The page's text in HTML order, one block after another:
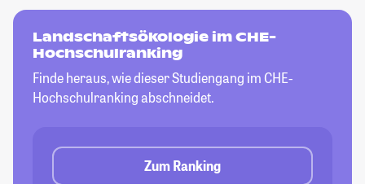
Landschaftsökologie im CHE-
Hochschulranking
Finde heraus, wie dieser Studiengang im CHE-
Hochschulranking abschneidet.
Zum Ranking